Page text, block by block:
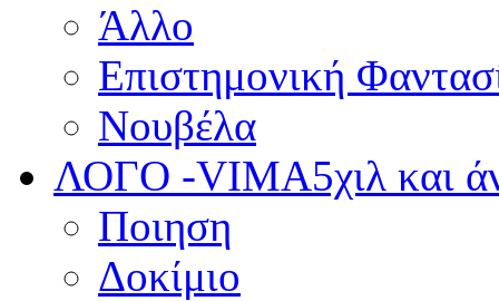
Άλλο
Επιστημονική
Νουβέλα
ΛΟΓΟ -VIMA5χιλ και
Ποιηση
Δοκίμιο